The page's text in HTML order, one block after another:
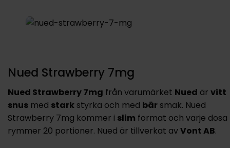
Nued Strawberry 7mg
Nued Strawberry 7mg från varumärket Nued är vitt
snus med stark styrka och med bär smak. Nued
Strawberry 7mg kommer i slim format och varje dosa
rymmer 20 portioner. Nued är tillverkat avVont AB.